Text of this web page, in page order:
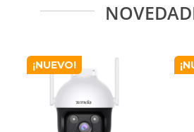
¡NUEVO!